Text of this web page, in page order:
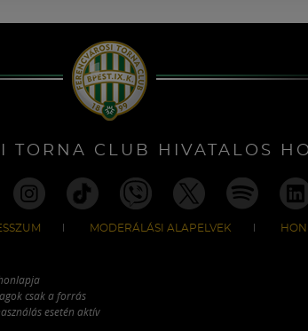
TORNA CLUB HIVATALOS
MODERÁLÁSI ALAPELVEK
csak a forrás
esetén aktív